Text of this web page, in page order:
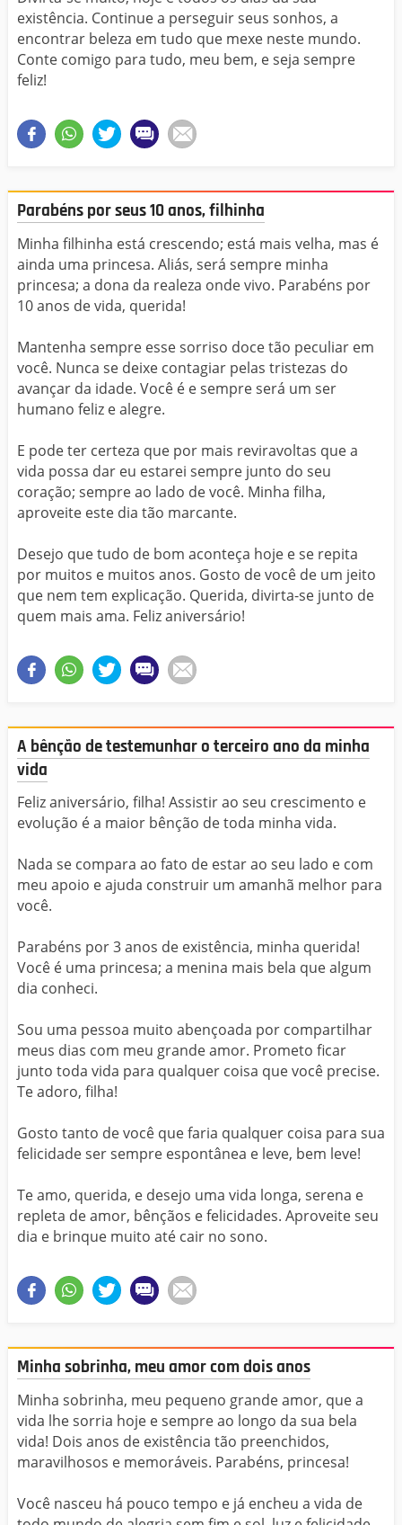
existência. Continue a perseguir seus sonhos, a
encontrar beleza em tudo que mexe neste mundo.
Conte comigo para tudo, meu bem, e seja sempre
feliz!
Parabéns por seus 10 anos, filhinha
Minha filhinha está crescendo; está mais velha, mas é
ainda uma princesa. Aliás, será sempre minha
princesa; a dona da realeza onde vivo. Parabéns por
10 anos de vida, querida!
Mantenha sempre esse sorriso doce tão peculiar em
você. Nunca se deixe contagiar pelas tristezas do
avançar da idade. Você é e sempre será um ser
humano feliz e alegre.
E pode ter certeza que por mais reviravoltas que a
vida possa dar eu estarei sempre junto do seu
coração; sempre ao lado de você. Minha filha,
aproveite este dia tão marcante.
Desejo que tudo de bom aconteça hoje e se repita
por muitos e muitos anos. Gosto de você de um jeito
que nem tem explicação. Querida, divirta-se junto de
quem mais ama. Feliz aniversário!
A bênção de testemunhar o terceiro ano da minha
vida
Feliz aniversário, filha! Assistir ao seu crescimento e
evolução é a maior bênção de toda minha vida.
Nada se compara ao fato de estar ao seu lado e com
meu apoio e ajuda construir um amanhã melhor para
você.
Parabéns por 3 anos de existência, minha querida!
Você é uma princesa; a menina mais bela que algum
dia conheci.
Sou uma pessoa muito abençoada por compartilhar
meus dias com meu grande amor. Prometo ficar
junto toda vida para qualquer coisa que você precise.
Te adoro, filha!
Gosto tanto de você que faria qualquer coisa para sua
felicidade ser sempre espontânea e leve, bem leve!
Te amo, querida, e desejo uma vida longa, serena e
repleta de amor, bênçãos e felicidades. Aproveite seu
dia e brinque muito até cair no sono.
Minha sobrinha, meu amor com dois anos
Minha sobrinha, meu pequeno grande amor, que a
vida lhe sorria hoje e sempre ao longo da sua bela
vida! Dois anos de existência tão preenchidos,
maravilhosos e memoráveis. Parabéns, princesa!
Você nasceu há pouco tempo e já encheu a vida de